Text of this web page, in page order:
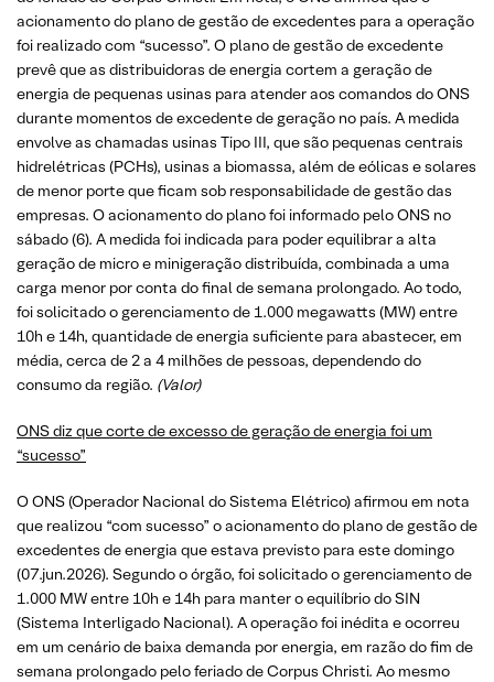
acionamento do plano de gestão de excedentes para a operação
foi realizado com “sucesso”. O plano de gestão de excedente
prevê que as distribuidoras de energia cortem a geração de
energia de pequenas usinas para atender aos comandos do ONS
durante momentos de excedente de geração no país. A medida
envolve as chamadas usinas Tipo III, que são pequenas centrais
hidrelétricas (PCHs), usinas a biomassa, além de eólicas e solares
de menor porte que ficam sob responsabilidade de gestão das
empresas. O acionamento do plano foi informado pelo ONS no
sábado (6). A medida foi indicada para poder equilibrar a alta
geração de micro e minigeração distribuída, combinada a uma
carga menor por conta do final de semana prolongado. Ao todo,
foi solicitado o gerenciamento de 1.000 megawatts (MW) entre
10h e 14h, quantidade de energia suficiente para abastecer, em
média, cerca de 2 a 4 milhões de pessoas, dependendo do
consumo da região. (Valor)
ONS diz que corte de excesso de geração de energia foi um
“sucesso”
O ONS (Operador Nacional do Sistema Elétrico) afirmou em nota
que realizou “com sucesso” o acionamento do plano de gestão de
excedentes de energia que estava previsto para este domingo
(07.jun.2026). Segundo o órgão, foi solicitado o gerenciamento de
1.000 MW entre 10h e 14h para manter o equilíbrio do SIN
(Sistema Interligado Nacional). A operação foi inédita e ocorreu
em um cenário de baixa demanda por energia, em razão do fim de
semana prolongado pelo feriado de Corpus Christi. Ao mesmo